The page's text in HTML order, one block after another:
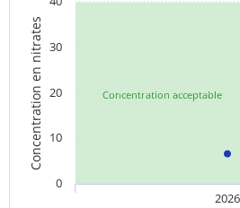
Concentration acceptable
Concentration en nitrates
2026
0
10
20
30